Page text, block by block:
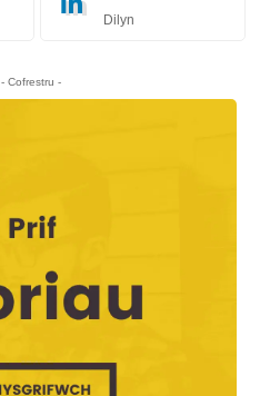
Dilyn
- Cofrestru -